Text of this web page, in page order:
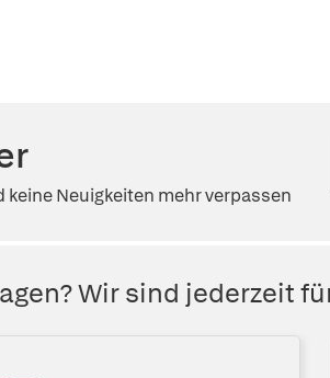
Neuigkeiten mehr verpassen
Wir sind jederzeit